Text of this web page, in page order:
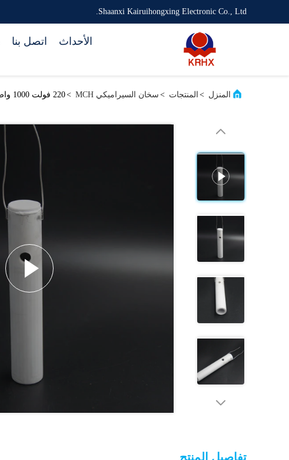
Shaanxi Kairuihongxing Electronic Co., Ltd.
اتصل بنا الأحداث
المنزل > المنتجات > سخان السيراميكي MCH >220 فولت 1000 واط مكبر حرارة عالية الشاشة المنتج / الهواء العصا التدفئة الكهربائية
تفاصيل المنتج